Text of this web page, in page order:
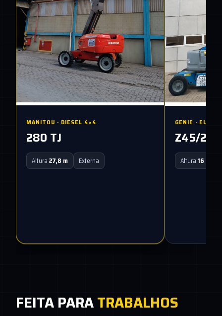
MANITOU · DIESEL 4×4
280 TJ
Altura 27,8 m Externa
GENIE ·
Z45/25
Altura 16 m
FEITA PARATRABALHOS